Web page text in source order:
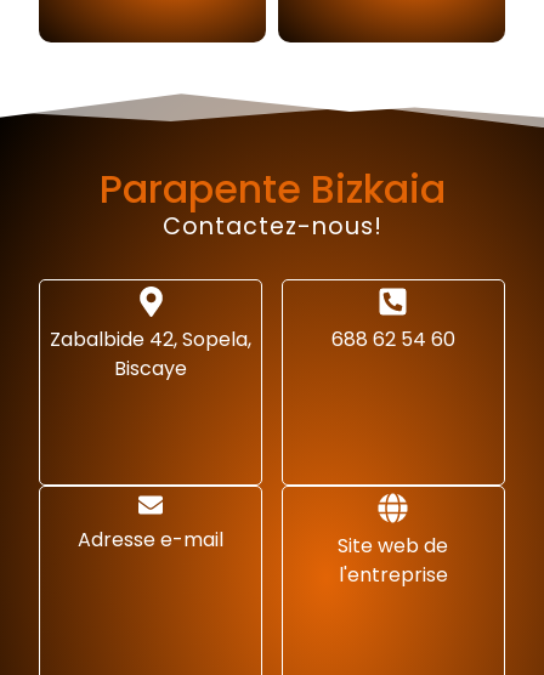
Parapente Bizkaia
Contactez-nous!
Zabalbide 42, Sopela,
Biscaye
688 62 54 60
Adresse e-mail
Site web de
l'entreprise